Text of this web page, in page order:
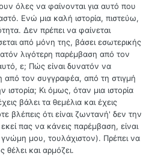
όλες να φαίνονται για αυτό που
Ενώ μια καλή ιστορία, πιστεύω,
Δεν πρέπει να φαίνεται
από μόνη της, βάσει εσωτερικής
λιγότερη παρέμβαση από τον
ε; Πώς είναι δυνατόν να
από τον συγγραφέα, από τη στιγμή
ιστορία; Κι όμως, όταν μια ιστορία
βάλει τα θεμέλια και έχεις
βλέπεις ότι είναι ζωντανή' δεν την
πας να κάνεις παρέμβαση, είναι
μου, τουλάχιστον). Πρέπει να
θέλει και αρμόζει.